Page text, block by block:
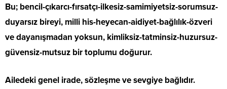
Bu; bencil-çıkarcı-fırsatçı-ilkesiz-samimiyetsiz-sorumsuz-
duyarsız bireyi, milli his-heyecan-aidiyet-bağlılık-özveri
ve dayanışmadan yoksun, kimliksiz-tatminsiz-huzursuz-
güvensiz-mutsuz bir toplumu doğurur.
Ailedeki genel irade, sözleşme ve sevgiye bağlıdır.